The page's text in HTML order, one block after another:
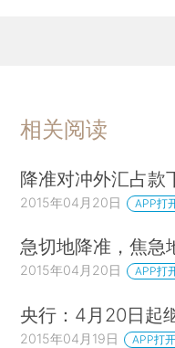
相关阅读
降准对冲外汇占款
2015年04月20日 APP打
急切地降准，焦急
2015年04月20日 APP打
央行：4月20日起
2015年04月19日 APP打开